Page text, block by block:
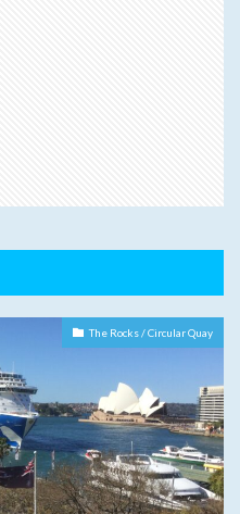
The Rocks / Circular Quay